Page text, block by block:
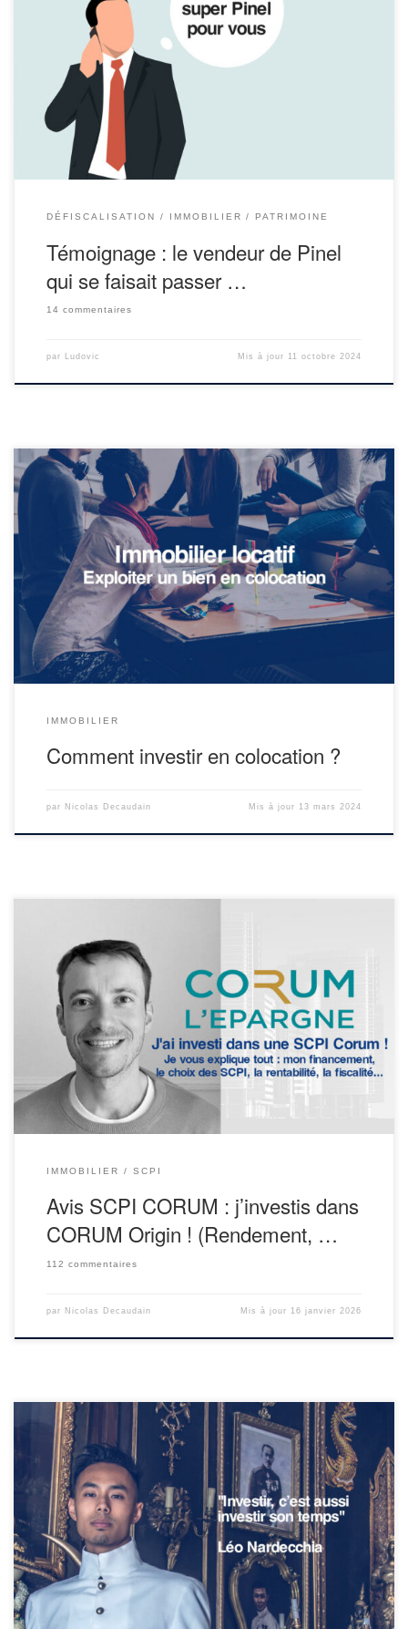
Nous avons récemment été en contact avec un épargnant qui nous
a relaté son expérience avec un conseiller en gestion de
patrimoine… qui n’a de conseiller que le nom. Notre épargnant,
heureusement bien informé, a réalisé qu’il n’avait eu affaire qu’à
un vendeur de Pinel. Il nous livre son témoignage. […]
DÉFISCALISATION IMMOBILIER PATRIMOINE
Témoignage : le vendeur de Pinel
qui se faisait passer …
14 commentaires
par Ludovic Mis à jour 11 octobre 2024
Cet article s’inscrit dans le prolongement de l’interview de Léo
Nardecchia, qui s’est spécialisé dans l’investissement locatif en
colocation. Auteur du livre Comment investir en immobilier en
colocation (en vente sur Amazon), Léo va nous éclairer sur ce type
d’exploitation. Avantages, inconvénients, processus d’achat,
fiscalité, conseils pour bien investir en […]
IMMOBILIER
Comment investir en colocation ?
par Nicolas Decaudain Mis à jour 13 mars 2024
Fin 2018, j’avais déjà investi 100 000 € sur 3 SCPI (mon
investissement SCPI en pratique). En 2022, dans une optique de
diversification de mon portefeuille immobilier et pour continuer
d’optimiser ma capacité d’endettement, j’ai décidé d’investir 60
000 € sur Corum Origin. Dans cet article, je vais donner mon […]
IMMOBILIER SCPI
Avis SCPI CORUM : j’investis dans
CORUM Origin ! (Rendement, …
112 commentaires
par Nicolas Decaudain Mis à jour 16 janvier 2026
Jeune mais déjà sage et expérimenté, nous avons le plaisir de
vous présenter Léo Nardecchia, un investisseur immobilier
spécialisé dans la colocation. Il se livre ici à une interview réaliste
sur l’investissement immobilier. Comme le monde est petit, il
connait aussi très bien Daniel Vu (notre interview). On le répète
[…]